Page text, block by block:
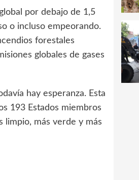
por debajo de 1,5
o incluso empeorando.
forestales
globales de gases
hay esperanza. Esta
193 Estados miembros
limpio, más verde y más